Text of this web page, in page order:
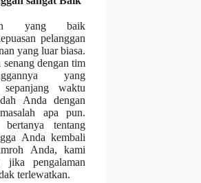
yang baik
pelanggan
yang luar biasa.
dengan tim
yang
waktu
Anda dengan
apa pun.
tentang
Anda kembali
Anda, kami
jika pengalaman
terlewatkan.